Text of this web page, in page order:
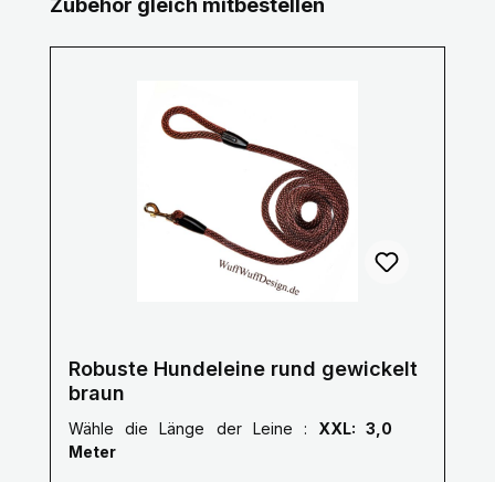
Zubehör gleich mitbestellen
Robuste Hundeleine rund gewickelt
braun
Wähle die Länge der Leine : XXL: 3,0
Meter